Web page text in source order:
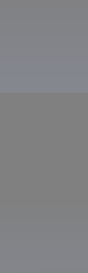
El centro
Ciclista de
bicicleta en